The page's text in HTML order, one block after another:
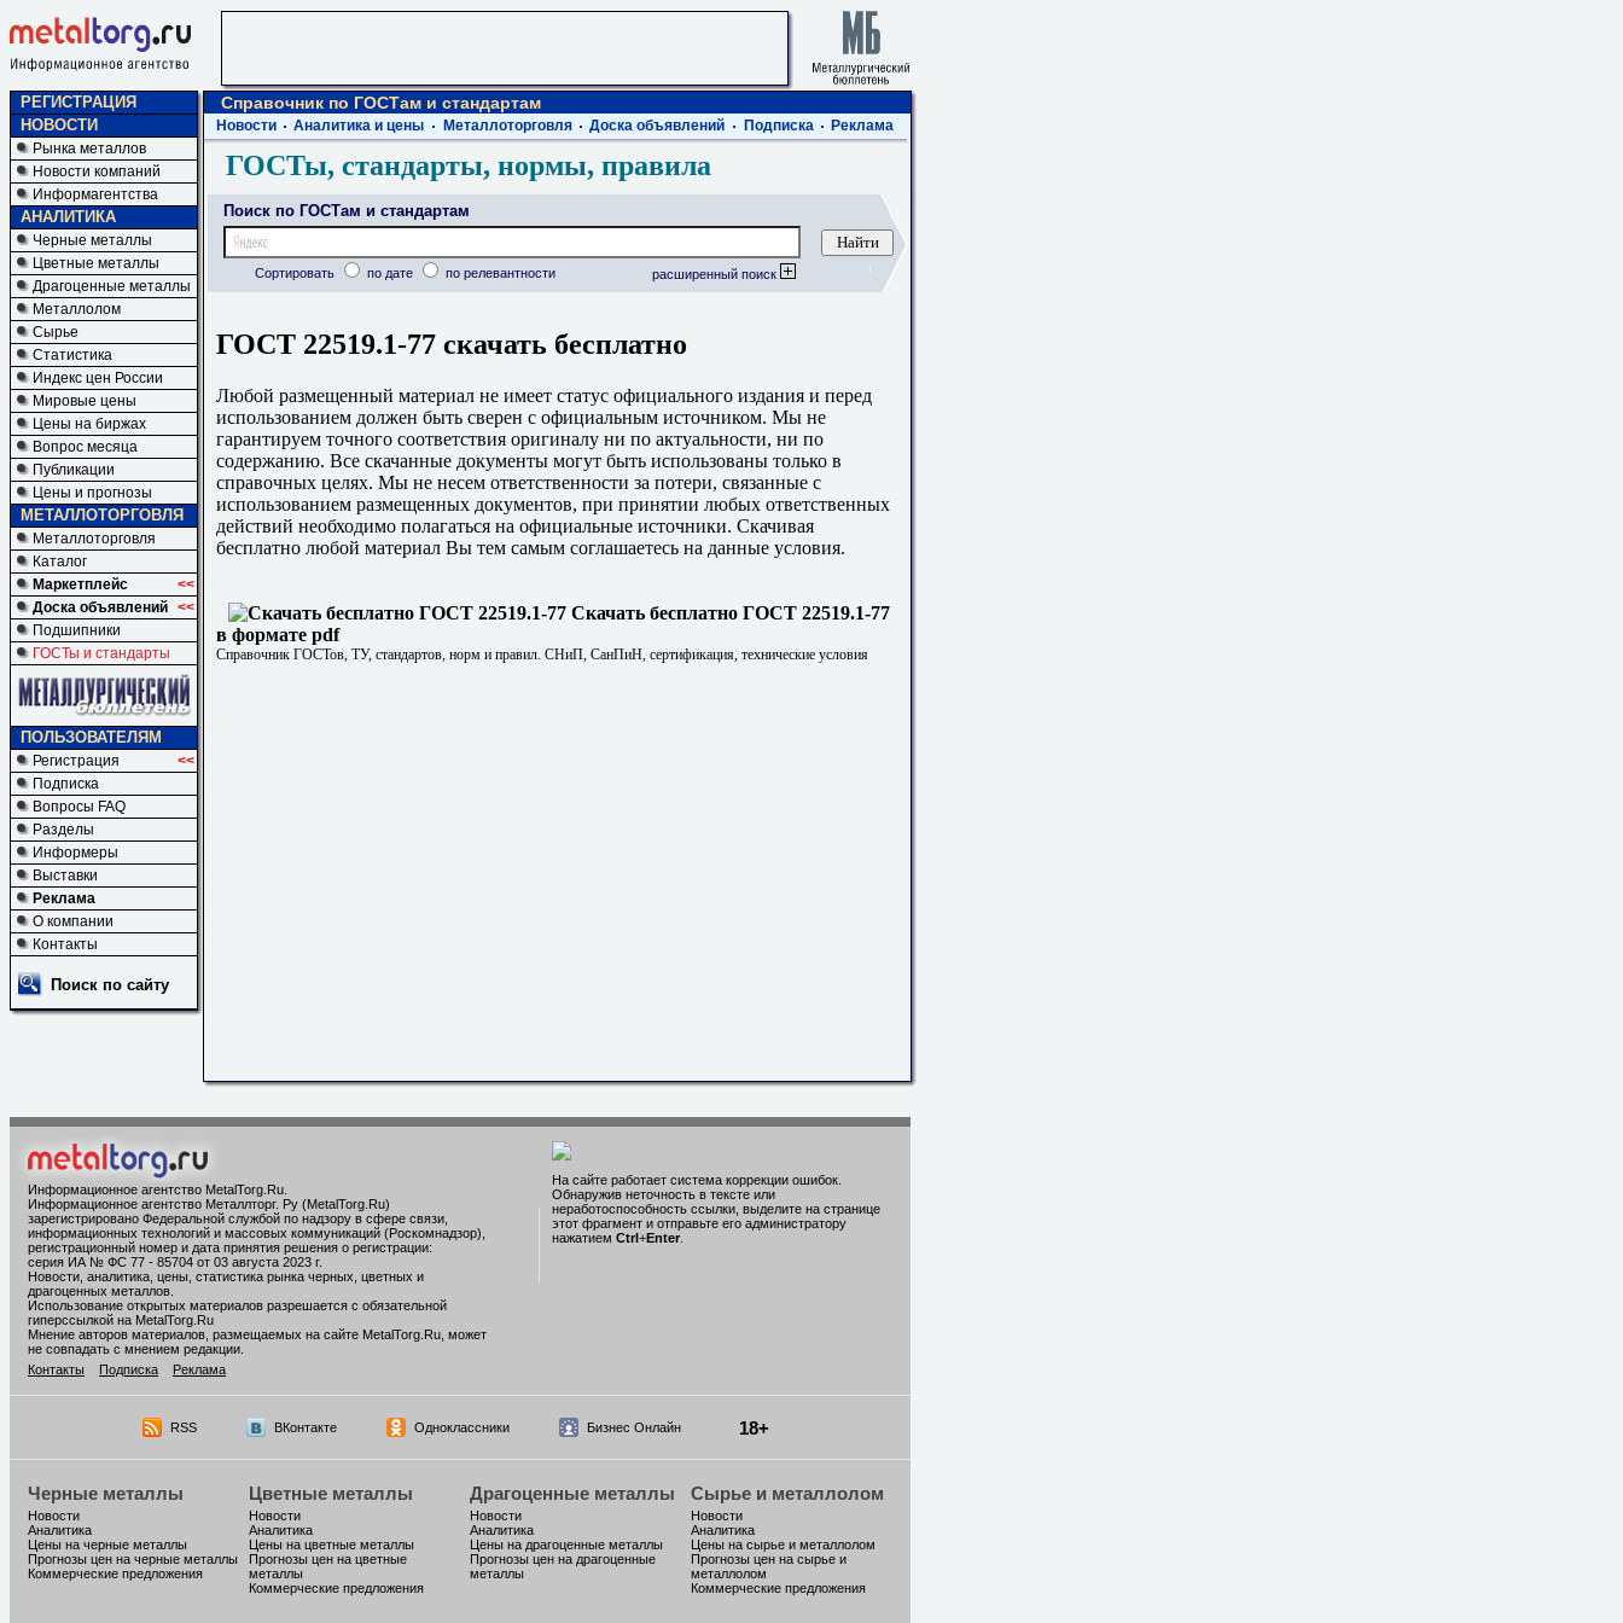
РЕГИСТРАЦИЯ
НОВОСТИ
Рынка металлов
Новости компаний
Информагентства
АНАЛИТИКА
Черные металлы
Цветные металлы
Драгоценные металлы
Металлолом
Сырье
Статистика
Индекс цен России
Мировые цены
Цены на биржах
Вопрос месяца
Публикации
Цены и прогнозы
МЕТАЛЛОТОРГОВЛЯ
Металлоторговля
Каталог
Маркетплейс
<<
Доска объявлений <<
Подшипники
ГОСТы и стандарты
ПОЛЬЗОВАТЕЛЯМ
Регистрация
<<
Подписка
Вопросы FAQ
Разделы
Информеры
Выставки
Реклама
О компании
Контакты
Поиск по сайту
Справочник по ГОСТам и стандартам
Новости Аналитика и цены Металлоторговля Доска объявлений Подписка Реклама
ГОСТы, стандарты, нормы, правила
Поиск по ГОСТам и стандартам
Сортировать по дате по релевантности расширенный поиск
ГОСТ 22519.1-77 скачать бесплатно
Любой размещенный материал не имеет статус официального издания и перед
использованием должен быть сверен с официальным источником. Мы не
гарантируем точного соответствия оригиналу ни по актуальности, ни по
содержанию. Все скачанные документы могут быть использованы только в
справочных целях. Мы не несем ответственности за потери, связанные с
использованием размещенных документов, при принятии любых ответственных
действий необходимо полагаться на официальные источники. Скачивая
бесплатно любой материал Вы тем самым соглашаетесь на данные условия.
Скачать бесплатно ГОСТ 22519.1-77
в формате pdf
Справочник ГОСТов, ТУ, стандартов, норм и правил. СНиП, СанПиН, сертификация, технические условия
Информационное агентство MetalTorg.Ru
Информационное агентство Металлторг. Ру (MetalTorg.Ru)
зарегистрировано Федеральной службой по надзору в сфере связи,
информационных технологий и массовых коммуникаций (Роскомнадзор),
регистрационный номер и дата принятия решения о регистрации:
серия ИА № ФС 77 - 85704 от 03 августа 2023 г.
Новости, аналитика, цены, статистика рынка черных, цветных и
драгоценных металлов.
Использование открытых материалов разрешается с обязательной
гиперссылкой на MetalTorg.Ru
Мнение авторов материалов, размещаемых на сайте MetalTorg.Ru, может
не совпадать с мнением редакции.
Контакты
Подписка Реклама
На сайте работает система коррекции ошибок.
Обнаружив неточность в тексте или
неработоспособность ссылки, выделите на странице
этот фрагмент и отправьте его администратору
нажатием Ctrl+Enter
RSS ВКонтакте Одноклассники Бизнес Онлайн 18+
Черные металлы
Новости
Аналитика
Цены на черные металлы
Прогнозы цен на черные металлы
Коммерческие предложения
Цветные металлы
Новости
Аналитика
Цены на цветные металлы
Прогнозы цен на цветные
металлы
Коммерческие предложения
Драгоценные металлы
Новости
Аналитика
Цены на драгоценные металлы
Прогнозы цен на драгоценные
металлы
Сырье и металлолом
Новости
Аналитика
Цены на сырье и металлолом
Прогнозы цен на сырье и
металлолом
Коммерческие предложения